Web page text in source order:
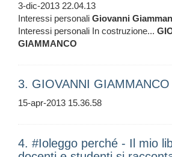
3-dic-2013 22.04.13
Interessi personali Giovanni
Interessi personali In costruzione...
GIAMMANCO
3. GIOVANNI
15-apr-2013 15.36.58
4. #Ioleggo perché - Il mio